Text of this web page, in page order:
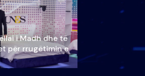
i Madh dhe të
për rrugëtimin e